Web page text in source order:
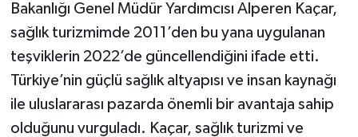
Bakanlığı Genel Müdür Yardımcısı Alperen Kaçar,
sağlık turizmimde 2011’den bu yana uygulanan
teşviklerin 2022’de güncellendiğini ifade etti.
Türkiye’nin güçlü sağlık altyapısı ve insan kaynağı
ile uluslararası pazarda önemli bir avantaja sahip
olduğunu vurguladı. Kaçar, sağlık turizmi ve